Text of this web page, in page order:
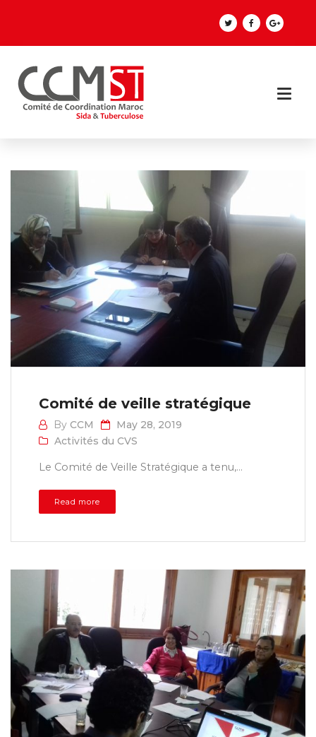
Comité de veille stratégique
By CCM
May 28, 2019
Activités du CVS
Le Comité de Veille Stratégique a tenu,...
Read more